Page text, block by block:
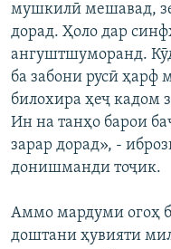
мушкилӣ мешавад,
дорад. Ҳоло дар
ангуштшуморанд.
ба забони русӣ ҳарф
билохира ҳеҷ кадом
Ин на танҳо барои
зарар дорад», -
донишманди тоҷик.
Аммо мардуми огоҳ
доштани ҳувияти